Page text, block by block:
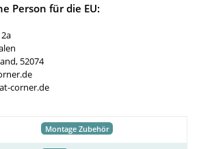
Person für die EU:
52074
corner.de
Montage Zubehör